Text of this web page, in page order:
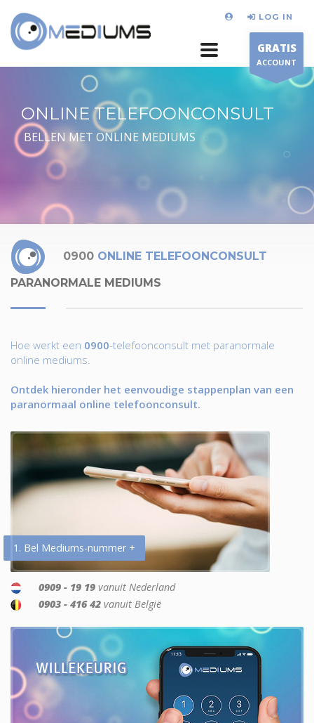
LOG IN
GRATIS
ACCOUNT
ONLINE TELEFOONCONSULT
BELLEN MET ONLINE MEDIUMS
0900 ONLINE TELEFOONCONSULT
PARANORMALE MEDIUMS
Hoe werkt een 0900-telefoonconsult met paranormale
online mediums.
Ontdek hieronder het eenvoudige stappenplan van een
paranormaal online telefoonconsult.
1. Bel Mediums-nummer +
0909 - 19 19 vanuit Nederland
0903 - 416 42 vanuit België